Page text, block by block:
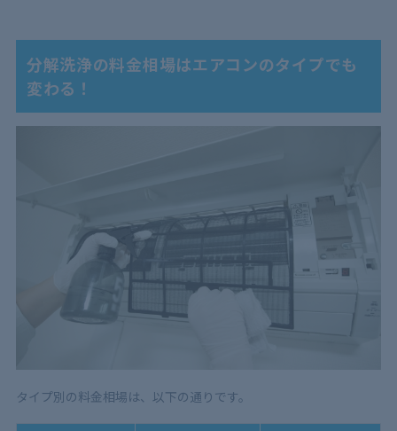
分解洗浄の料金相場はエアコンのタイプでも
変わる！
タイプ別の料金相場は、以下の通りです。